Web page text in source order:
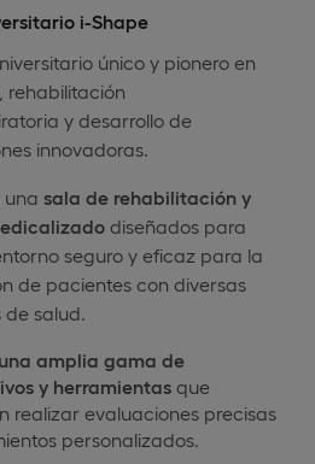
i-Shape
único y pionero en
rehabilitación
y desarrollo de
innovadoras.
una sala de rehabilitación y
diseñados para
seguro y eficaz para la
de pacientes con diversas
de salud.
amplia gama de
y herramientasque
realizar evaluaciones precisas
personalizados.